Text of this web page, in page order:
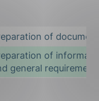
of
of
general